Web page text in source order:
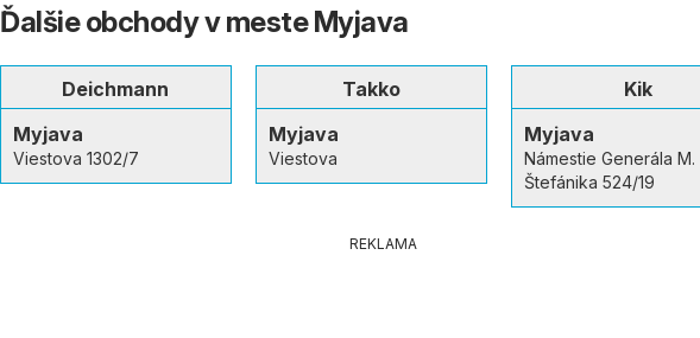
Ďalšie obchody v meste Myjava
Deichmann
Myjava
Viestova 1302/7
Takko
Myjava
Viestova
Kik
Myjava
Námestie Generála M.
Štefánika 524/19
REKLAMA